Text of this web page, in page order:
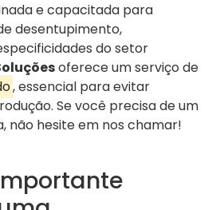
e capacitada para
desentupimento,
do setor
oferece um serviço de
, essencial para evitar
Se você precisa de um
não hesite em nos chamar!